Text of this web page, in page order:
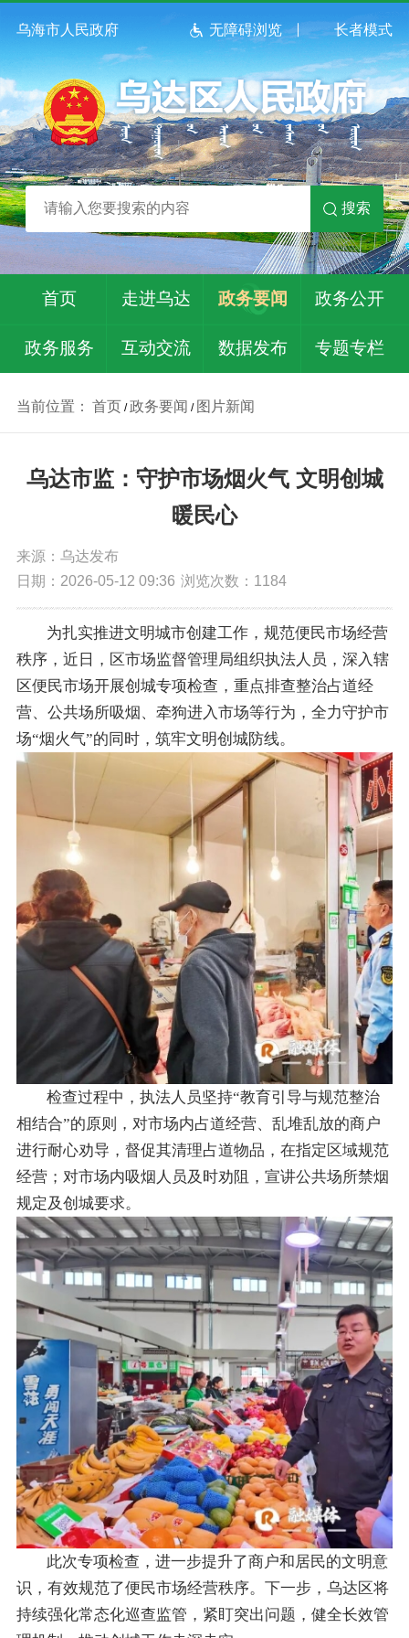
乌海市人民政府 无障碍浏览 长者模式
搜索
首页 走进乌达 政务要闻 政务公开
政务服务 互动交流 数据发布 专题专栏
当前位置： 首页 /政务要闻 / 图片新闻
乌达市监：守护市场烟火气 文明创城
暖民心
来源：乌达发布
日期：2026-05-12 09:36 浏览次数： 1184
为扎实推进文明城市创建工作，规范便民市场经营
秩序，近日，区市场监督管理局组织执法人员，深入辖
区便民市场开展创城专项检查，重点排查整治占道经
营、公共场所吸烟、牵狗进入市场等行为，全力守护市
场“烟火气”的同时，筑牢文明创城防线。
检查过程中，执法人员坚持“教育引导与规范整治
相结合”的原则，对市场内占道经营、乱堆乱放的商户
进行耐心劝导，督促其清理占道物品，在指定区域规范
经营；对市场内吸烟人员及时劝阻，宣讲公共场所禁烟
规定及创城要求。
此次专项检查，进一步提升了商户和居民的文明意
识，有效规范了便民市场经营秩序。下一步，乌达区将
持续强化常态化巡查监管，紧盯突出问题，健全长效管